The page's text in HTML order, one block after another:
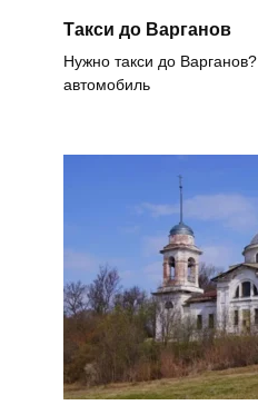
Такси до Варганов
Нужно такси до
автомобиль